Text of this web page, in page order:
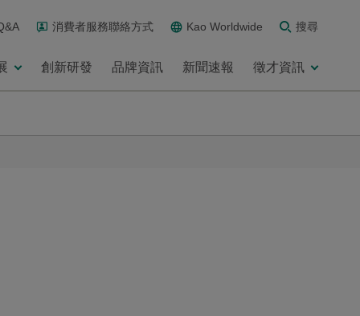
消費者服務聯絡方式 Kao Worldwide 搜尋
創新研發 品牌資訊 新聞速報 徵才資訊